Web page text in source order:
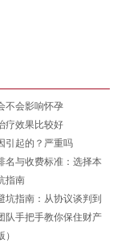
不会影响怀孕
疗效果比较好
引起的？严重吗
名与收费标准：选择本
指南
坑指南：从协议谈判到
队手把手教你保住财产